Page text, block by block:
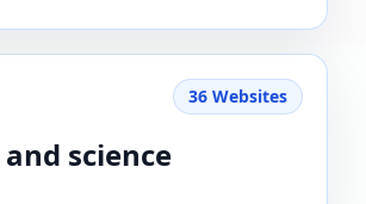
science
36 Websites